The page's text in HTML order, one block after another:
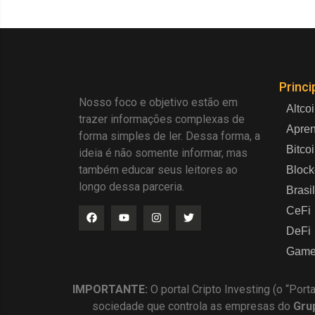
Nosso foco e objetivo estão em
trazer informações complexas de
forma simples de ler. Dessa forma, a
ideia é não somente informar, mas
também educar seus leitores ao
longo dessa parceria.
Brasil
CeFi
DeFi
IMPORTANTE: O portal Cripto Investing (o
sociedade que controla as empresas do